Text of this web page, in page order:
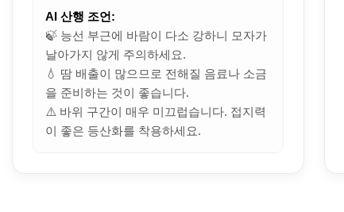
AI 산행 조언:
🍃 능선 부근에 바람이 다소 강하니 모자가
날아가지 않게 주의하세요.
💧 땀 배출이 많으므로 전해질 음료나 소금
을 준비하는 것이 좋습니다.
⚠️ 바위 구간이 매우 미끄럽습니다. 접지력
이 좋은 등산화를 착용하세요.